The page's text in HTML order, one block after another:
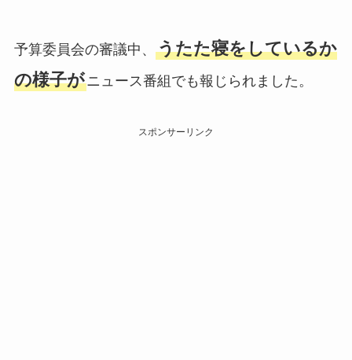
予算委員会の審議中、 うたた寝をしているか
の様子がニュース番組でも報じられました。
スポンサーリンク